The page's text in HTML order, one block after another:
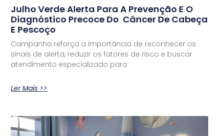
Julho Verde Alerta Para A Prevenção E O
Diagnóstico Precoce Do Câncer De Cabeça
E Pescoço
Campanha reforça a importância de reconhecer os
sinais de alerta, reduzir os fatores de risco e buscar
atendimento especializado para
Ler Mais >>